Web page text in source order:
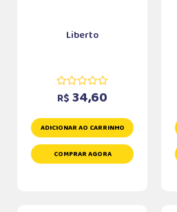
Liberto
R$ 34,60
ADICIONAR AO CARRINHO
COMPRAR AGORA